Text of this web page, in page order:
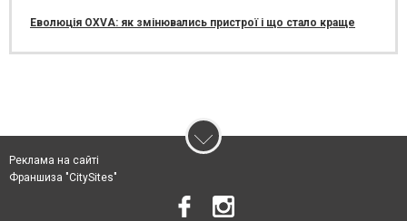
Еволюція OXVA: як змінювались пристрої і що стало краще
Реклама на сайті
Франшиза "CitySites"